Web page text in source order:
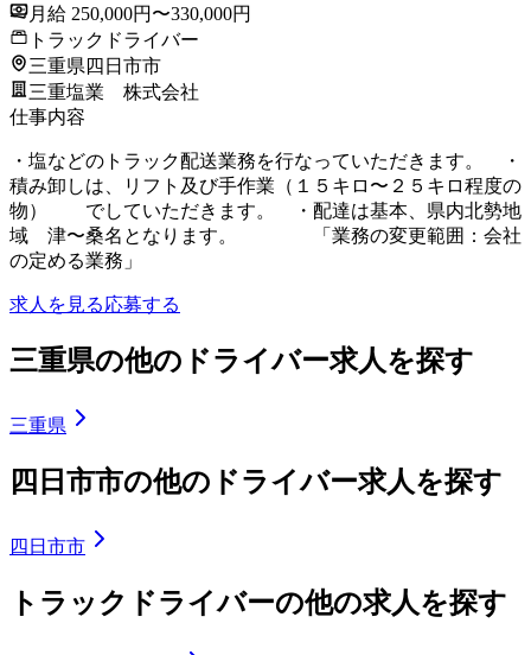
月給 250,000円〜330,000円
トラックドライバー
三重県四日市市
三重塩業 株式会社
仕事内容
・塩などのトラック配送業務を行なっていただきます。 ・
積み卸しは、リフト及び手作業（１５キロ〜２５キロ程度の
物） でしていただきます。 ・配達は基本、県内北勢地
域 津〜桑名となります。 「業務の変更範囲：会社
の定める業務」
求人を見る応募する
三重県の他のドライバー求人を探す
三重県
四日市市の他のドライバー求人を探す
四日市市
トラックドライバーの他の求人を探す